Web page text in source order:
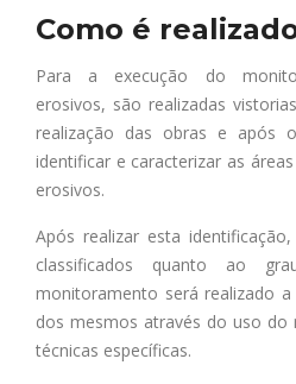
Como é
Para a execução do
erosivos, são realizadas
realização das obras e após
identificar e caracterizar as
erosivos.
Após realizar esta
classificados quanto ao
monitoramento será realizado
dos mesmos através do uso
técnicas específicas.